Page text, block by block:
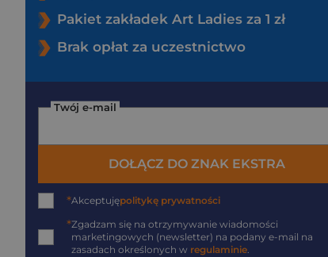
Pakiet zakładek Art Ladies za 1 zł
Brak opłat za uczestnictwo
Twój e-mail
DOŁĄCZ DO ZNAK EKSTRA
*Akceptujępolitykę prywatności
*Zgadzam się na otrzymywanie wiadomości
marketingowych (newsletter) na podany e-mail na
zasadach określonych w regulaminie.